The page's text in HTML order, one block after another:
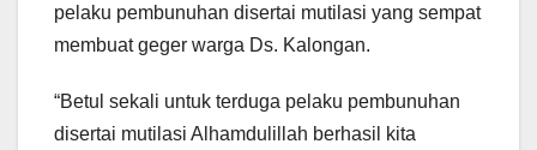
pelaku pembunuhan disertai mutilasi yang sempat
membuat geger warga Ds. Kalongan.
“Betul sekali untuk terduga pelaku pembunuhan
disertai mutilasi Alhamdulillah berhasil kita